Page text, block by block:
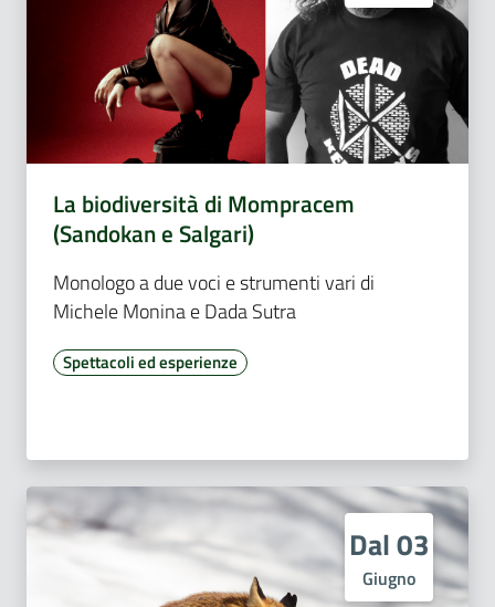
La biodiversità di Mompracem
(Sandokan e Salgari)
Monologo a due voci e strumenti vari di
Michele Monina e Dada Sutra
Spettacoli ed esperienze
Dal 03
Giugno